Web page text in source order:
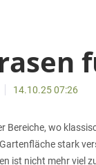
14.10.25 07:26
Bereiche, wo
Gartenfläche stark
ist nicht mehr viel